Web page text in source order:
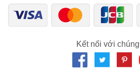
Kết nối với